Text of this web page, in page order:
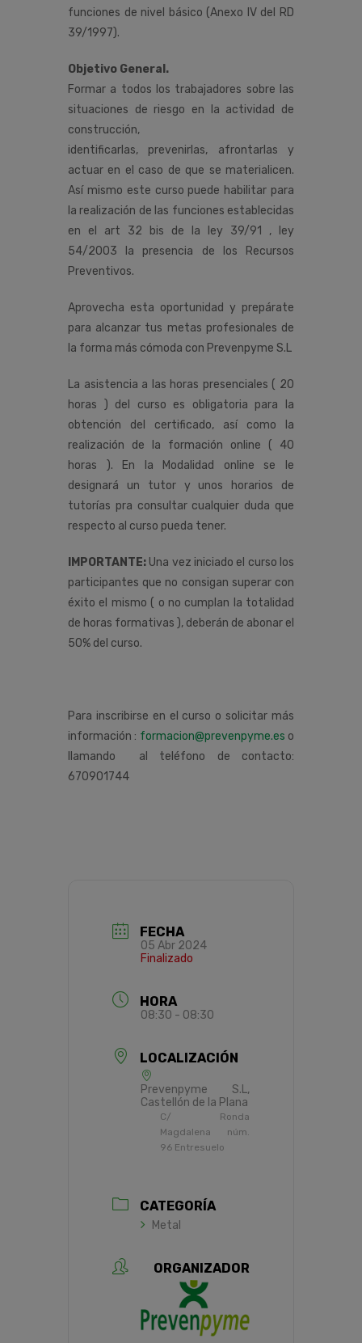
funciones de nivel básico (Anexo IV del RD
39/1997).
Objetivo General.
Formar a todos los trabajadores sobre las
situaciones de riesgo en la actividad de
construcción,
identificarlas, prevenirlas, afrontarlas y
actuar en el caso de que se materialicen.
Así mismo este curso puede habilitar para
la realización de las funciones establecidas
en el art 32 bis de la ley 39/91 , ley
54/2003 la presencia de los Recursos
Preventivos.
Aprovecha esta oportunidad y prepárate
para alcanzar tus metas profesionales de
la forma más cómoda con Prevenpyme S.L
La asistencia a las horas presenciales ( 20
horas ) del curso es obligatoria para la
obtención del certificado, así como la
realización de la formación online ( 40
horas ). En la Modalidad online se le
designará un tutor y unos horarios de
tutorías pra consultar cualquier duda que
respecto al curso pueda tener.
IMPORTANTE: Una vez iniciado el curso los
participantes que no consigan superar con
éxito el mismo ( o no cumplan la totalidad
de horas formativas ), deberán de abonar el
50% del curso.
Para inscribirse en el curso o solicitar más
información : formacion@prevenpyme.es o
llamando al teléfono de contacto:
670901744
FECHA
05 Abr 2024
Finalizado
HORA
08:30 - 08:30
LOCALIZACIÓN
Prevenpyme S.L,
Castellón de la Plana
C/ Ronda
Magdalena núm.
96 Entresuelo
CATEGORÍA
Metal
ORGANIZADOR